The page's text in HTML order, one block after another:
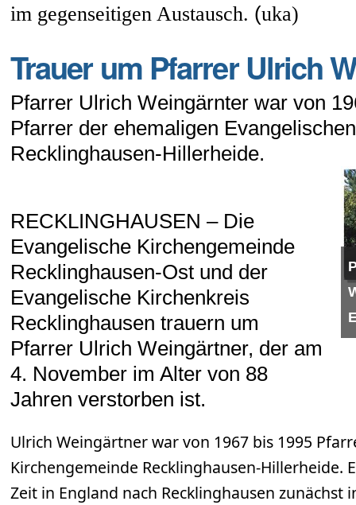
im gegenseitigen Austausch. (uka)
Trauer um Pfarrer Ulrich
Pfarrer Ulrich Weingärnter war von
Pfarrer der ehemaligen
Recklinghausen-Hillerheide.
RECKLINGHAUSEN – Die
Evangelische Kirchengemeinde
Recklinghausen-Ost und der
Evangelische Kirchenkreis
Recklinghausen trauern um
Pfarrer Ulrich Weingärtner, der am
4. November im Alter von 88
Jahren verstorben ist.
Ulrich Weingärtner war von 1967 bis 1995
Kirchengemeinde Recklinghausen-Hillerheide.
Zeit in England nach Recklinghausen zunächst